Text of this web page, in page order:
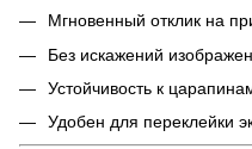
Мгновенный отклик на
Без искажений
Устойчивость к
Удобен для переклейки